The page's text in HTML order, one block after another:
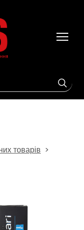
товарів